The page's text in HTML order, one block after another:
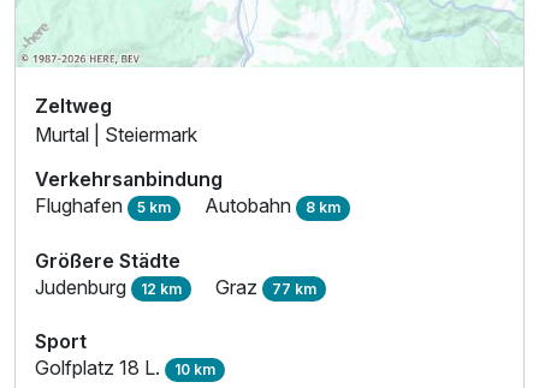
Zeltweg
Murtal | Steiermark
Verkehrsanbindung
Flughafen 5 km Autobahn 8 km
Größere Städte
Judenburg 12 km Graz 77 km
Sport
Golfplatz 18 L. 10 km